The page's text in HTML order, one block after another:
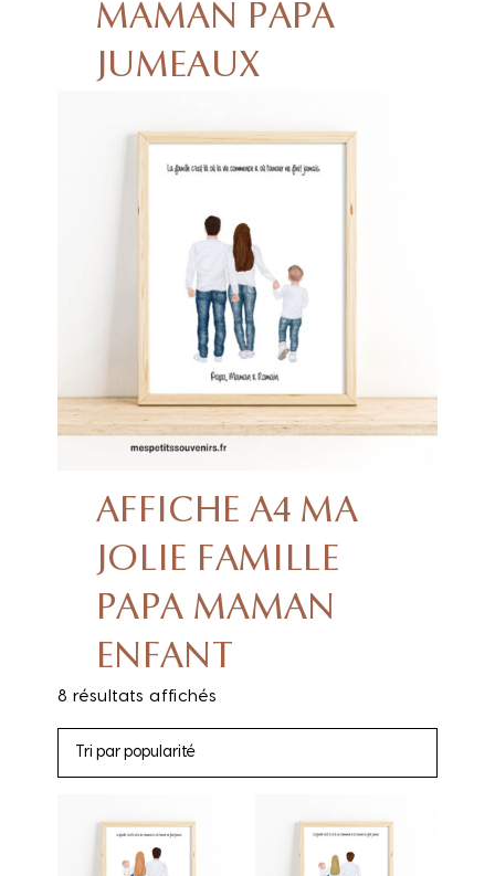
MAMAN PAPA
JUMEAUX
AFFICHE A4 MA
JOLIE FAMILLE
PAPA MAMAN
ENFANT
8 résultats affichés